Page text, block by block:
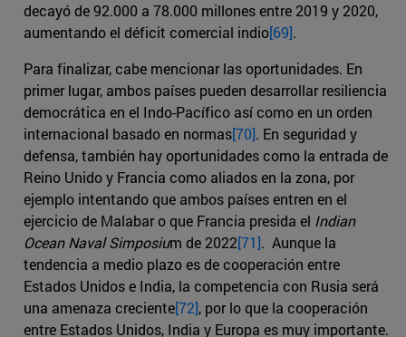
decayó de 92.000 a 78.000 millones entre 2019 y 2020,
aumentando el déficit comercial indio[69].
Para finalizar, cabe mencionar las oportunidades. En
primer lugar, ambos países pueden desarrollar resiliencia
democrática en el Indo-Pacífico así como en un orden
internacional basado en normas[70]. En seguridad y
defensa, también hay oportunidades como la entrada de
Reino Unido y Francia como aliados en la zona, por
ejemplo intentando que ambos países entren en el
ejercicio de Malabar o que Francia presida el Indian
Ocean Naval Simposium de 2022[71]. Aunque la
tendencia a medio plazo es de cooperación entre
Estados Unidos e India, la competencia con Rusia será
una amenaza creciente[72], por lo que la cooperación
entre Estados Unidos, India y Europa es muy importante.